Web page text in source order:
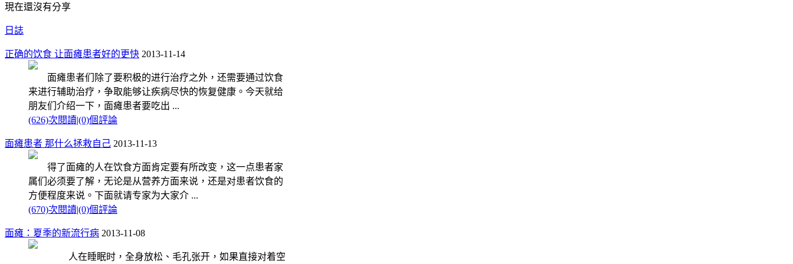
現在還沒有分享
日誌
正确的饮食 让面瘫患者好的更快 2013-11-14
面瘫患者们除了要积极的进行治疗之外，还需要通过饮食
来进行辅助治疗，争取能够让疾病尽快的恢复健康。今天就给
朋友们介绍一下，面瘫患者要吃出 ...
(626)次閱讀|(0)個評論
面瘫患者 那什么拯救自己 2013-11-13
得了面瘫的人在饮食方面肯定要有所改变，这一点患者家
属们必须要了解，无论是从营养方面来说，还是对患者饮食的
方便程度来说。下面就请专家为大家介 ...
(670)次閱讀|(0)個評論
面瘫：夏季的新流行病 2013-11-08
人在睡眠时，全身放松、毛孔张开，如果直接对着空